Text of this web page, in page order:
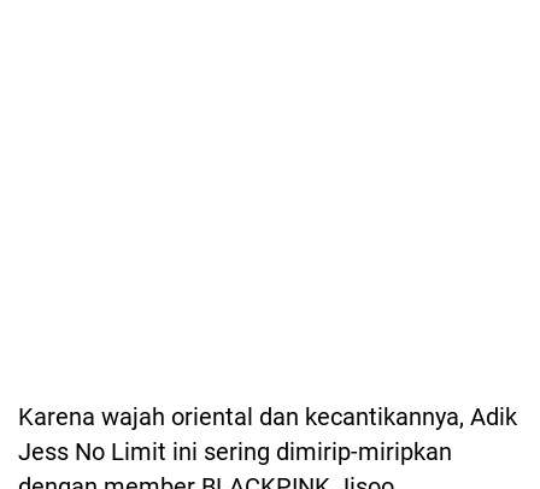
Karena wajah oriental dan kecantikannya, Adik
Jess No Limit ini sering dimirip-miripkan